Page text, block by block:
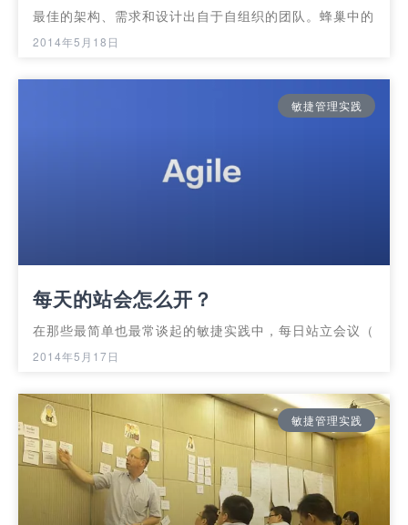
最佳的架构、需求和设计出自于自组织的团队。蜂巢中的
2014年5月18日
敏捷管理实践
每天的站会怎么开？
在那些最简单也最常谈起的敏捷实践中，每日站立会议（
2014年5月17日
敏捷管理实践